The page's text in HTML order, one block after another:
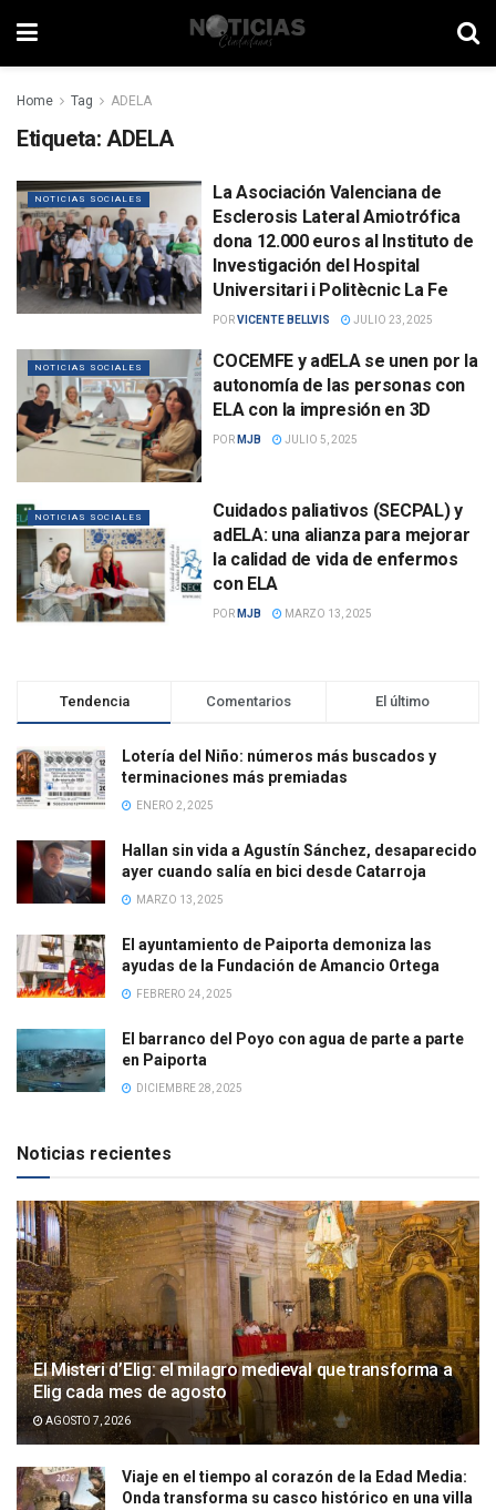
Home Tag ADELA
Etiqueta: ADELA
NOTICIAS SOCIALES
La Asociación Valenciana de
Esclerosis Lateral Amiotrófica
dona 12.000 euros al Instituto de
Investigación del Hospital
Universitari i Politècnic La Fe
PORVICENTE BELLVIS JULIO 23, 2025
NOTICIAS SOCIALES
COCEMFE y adELA se unen por la
autonomía de las personas con
ELA con la impresión en 3D
POR MJB JULIO 5, 2025
NOTICIAS SOCIALES
Cuidados paliativos (SECPAL) y
adELA: una alianza para mejorar
la calidad de vida de enfermos
con ELA
POR MJB MARZO 13, 2025
Tendencia Comentarios El último
Lotería del Niño: números más buscados y
terminaciones más premiadas
ENERO 2, 2025
Hallan sin vida a Agustín Sánchez, desaparecido
ayer cuando salía en bici desde Catarroja
MARZO 13, 2025
El ayuntamiento de Paiporta demoniza las
ayudas de la Fundación de Amancio Ortega
FEBRERO 24, 2025
El barranco del Poyo con agua de parte a parte
en Paiporta
DICIEMBRE 28, 2025
Noticias recientes
El Misteri d’Elig: el milagro medieval que transforma a
Elig cada mes de agosto
AGOSTO 7, 2026
Viaje en el tiempo al corazón de la Edad Media:
Onda transforma su casco histórico en una villa